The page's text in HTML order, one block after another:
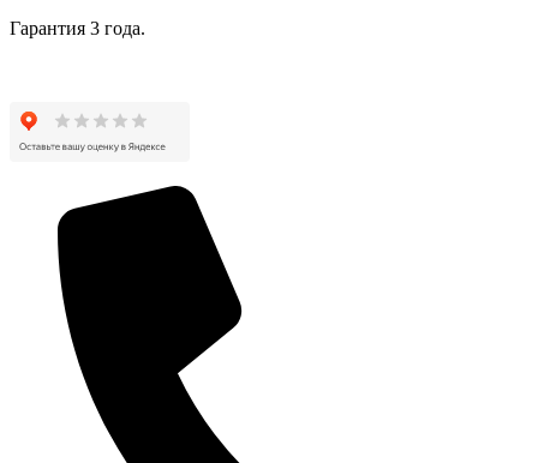
Гарантия 3 года.